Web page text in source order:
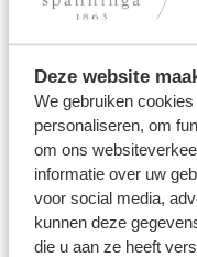
Deze website
We gebruiken
personaliseren, om
om ons
informatie over uw
voor social media,
kunnen deze
die u aan ze heeft
Trouwringen
Verlovingsringen
Vriendschapsringen
Over ons
Aller Spanninga
Historie